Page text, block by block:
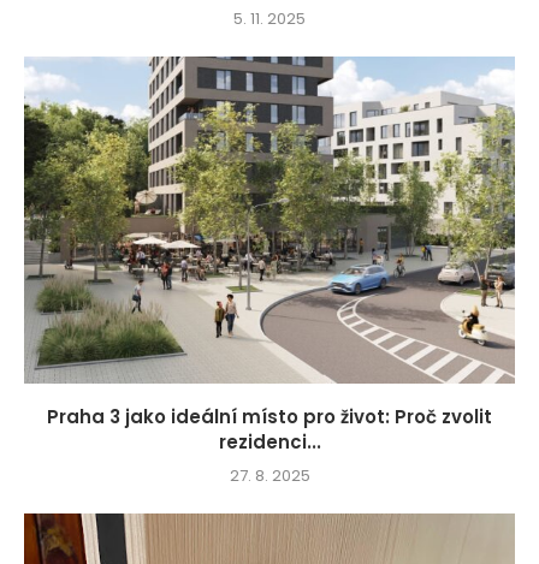
5. 11. 2025
Praha 3 jako ideální místo pro život: Proč zvolit
rezidenci...
27. 8. 2025